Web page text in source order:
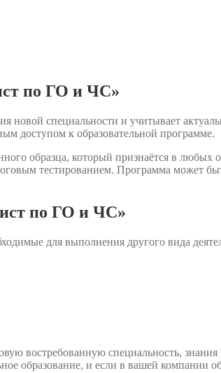
по ГО и ЧС»
новой специальности и учитывает
доступом к образовательной программе.
образца, который признаётся в любых
тестированием. Программа может
по ГО и ЧС»
для выполнения другого вида
востребованную специальность,
образование, и если в вашей компании